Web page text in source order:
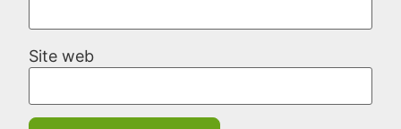
Site web